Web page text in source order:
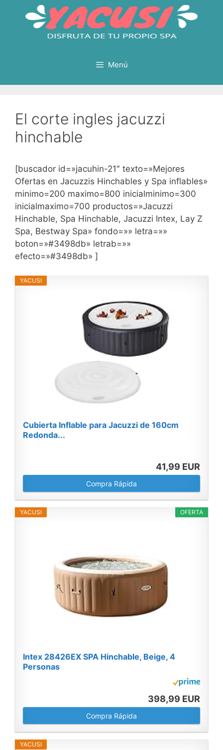
contenido
Menú
El corte ingles jacuzzi
hinchable
[buscador id=»jacuhin-21″ texto=»Mejores
Ofertas en Jacuzzis Hinchables y Spa inflables»
minimo=200 maximo=800 inicialminimo=300
inicialmaximo=700 productos=»Jacuzzi
Hinchable, Spa Hinchable, Jacuzzi Intex, Lay Z
Spa, Bestway Spa» fondo=»» letra=»»
boton=»#3498db» letrab=»»
efecto=»#3498db» ]
YACUSI
Cubierta Inflable para Jacuzzi de 160cm
Redonda...
41,99 EUR
Compra Rápida
OFERTA
YACUSI
Intex 28426EX SPA Hinchable, Beige, 4
Personas
398,99 EUR
Compra Rápida
YACUSI